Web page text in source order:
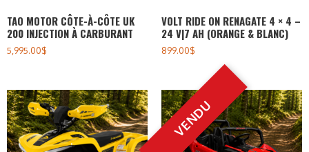
TAO MOTOR CÔTE-À-CÔTE UK
200 INJECTION À CARBURANT
5,995.00$
VOLT RIDE ON RENAGATE 4 × 4 –
24 V|7 AH (ORANGE & BLANC)
899.00$